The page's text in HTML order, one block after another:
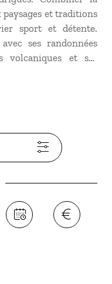
et traditions
sport et détente.
ses randonnées
volcaniques et ses
vous ensuite vers
où l’eau cristalline